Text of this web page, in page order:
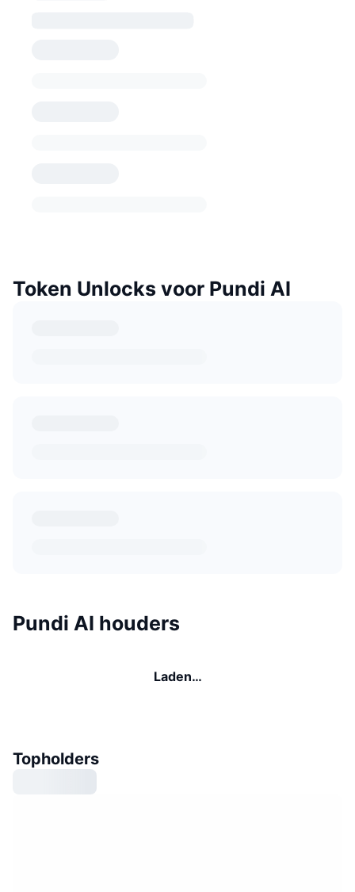
Token Unlocks voor Pundi AI
Pundi AI houders
Laden…
Topholders